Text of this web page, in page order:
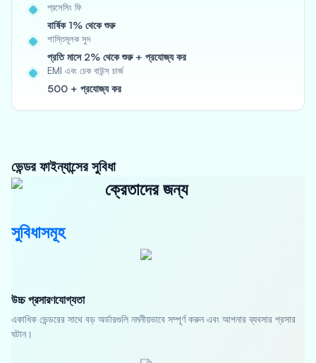
প্রসেসিং ফি
বার্ষিক 1% থেকে শুরু
শাস্তিমূলক সুদ
প্রতি মাসে 2% থেকে শুরু + প্রযোজ্য কর
EMI এবং চেক বাউন্স চার্জ
500 + প্রযোজ্য কর
ভেন্ডর ফাইন্যান্সের সুবিধা
ক্রেতাদের জন্য
সুবিধাসমূহ
উচ্চ প্রসারণযোগ্যতা
একাধিক ভেন্ডরের সাথে বড় অর্ডারগুলি নমনীয়ভাবে সম্পূর্ণ করুন এবং আপনার ব্যবসার প্রসার
ঘটান।